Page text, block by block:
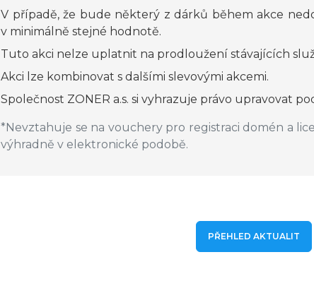
V případě, že bude některý z dárků během akce
v minimálně stejné hodnotě.
Tuto akci nelze uplatnit na prodloužení stávajících
Akci lze kombinovat s dalšími slevovými akcemi.
Společnost ZONER a.s. si vyhrazuje právo upravovat
*Nevztahuje se na vouchery pro registraci domén a
výhradně v elektronické podobě.
PŘEHLED AKTUALIT